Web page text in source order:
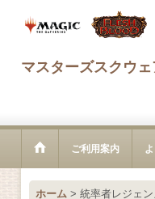
マスターズスクウ
ご利用案内
ホーム > 統率者レジェ